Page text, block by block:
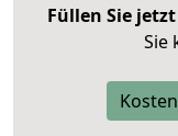
Füllen Sie
Sie